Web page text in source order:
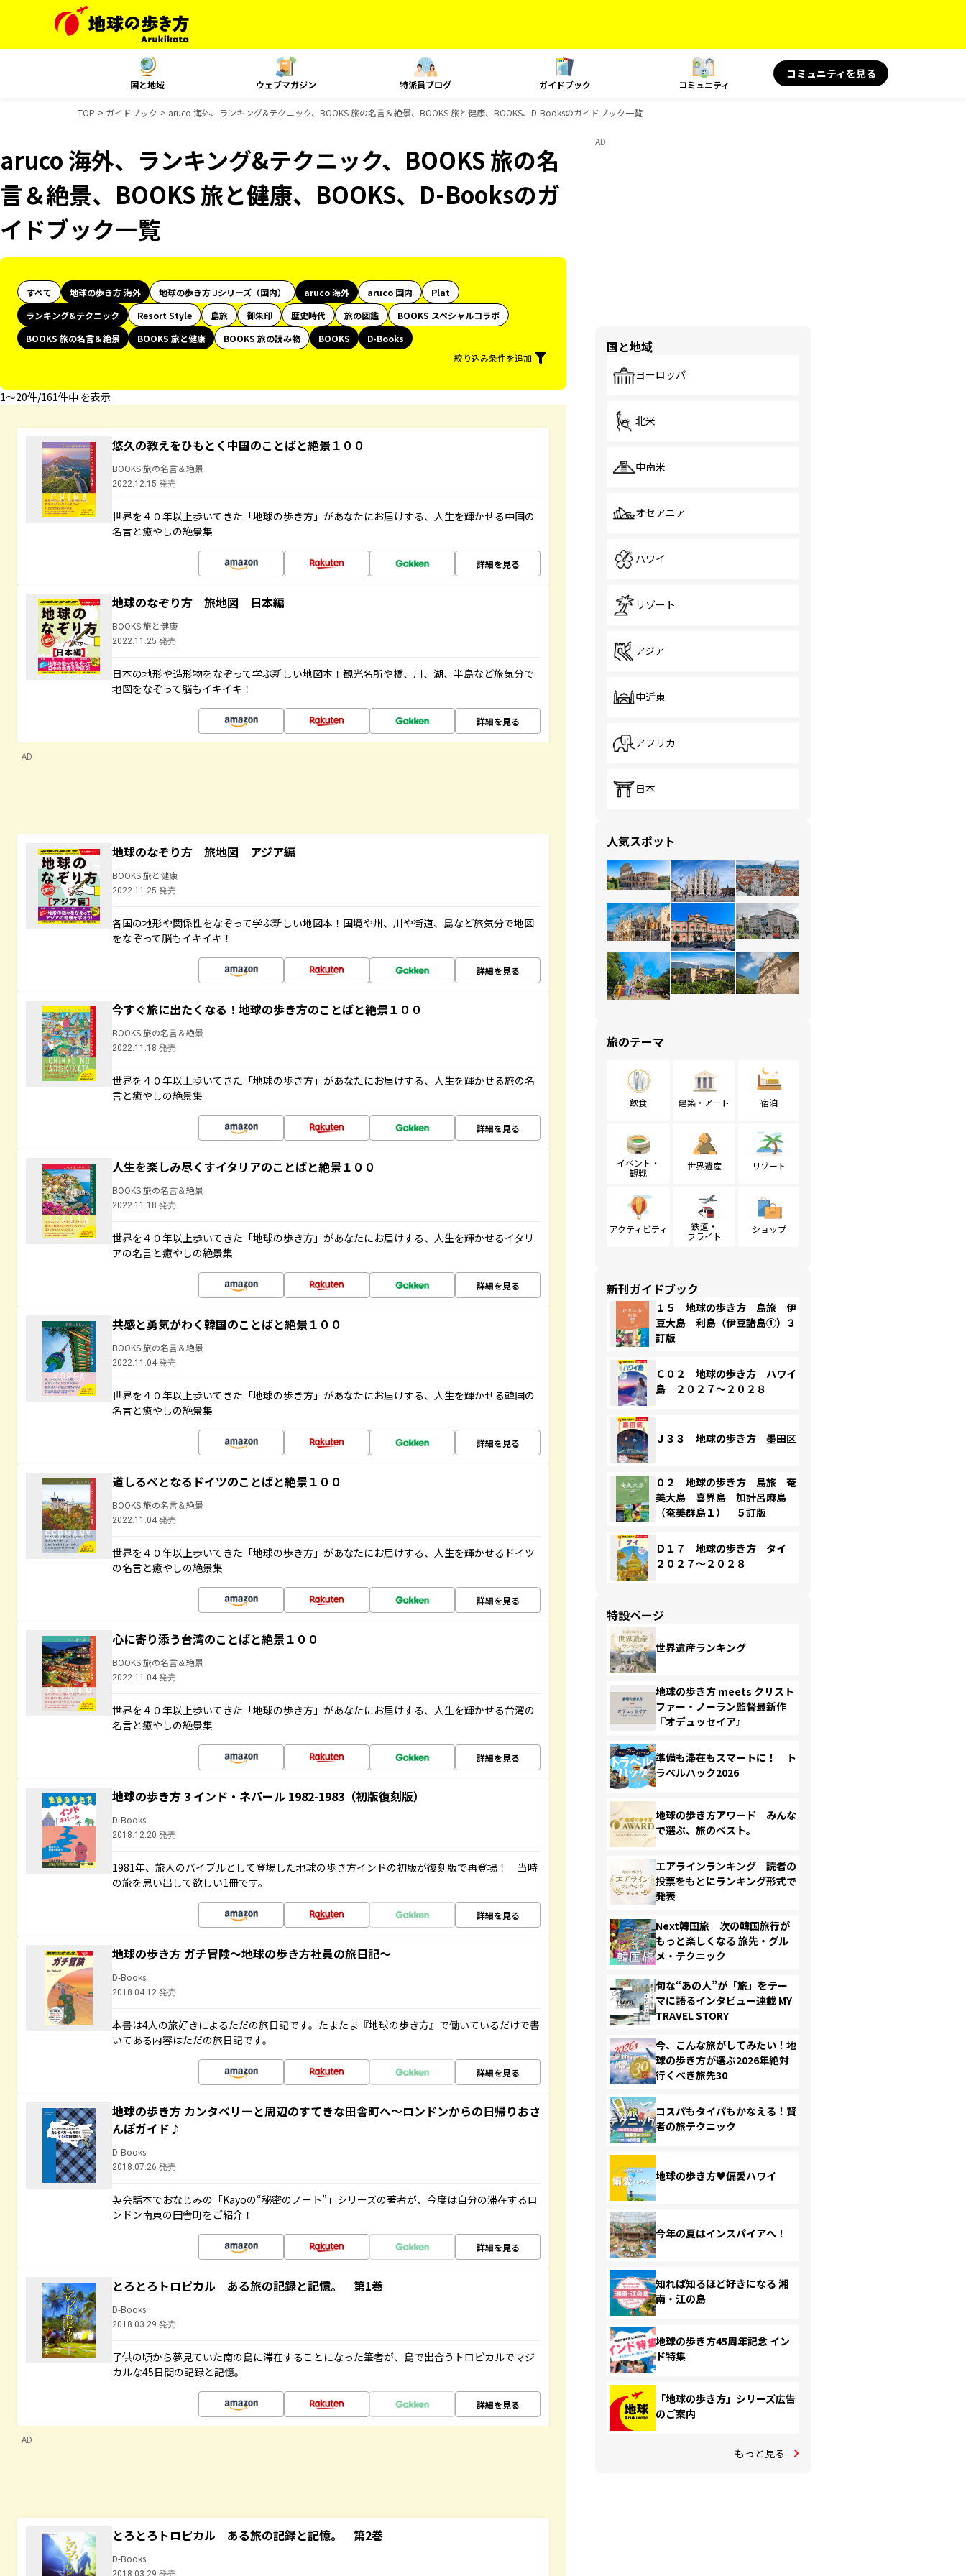
国と地域 ウェブマガジン 特派員ブログ ガイドブック コミュニティ
コミュニティを見る
TOP ガイドブック aruco 海外、ランキング&テクニック、BOOKS 旅の名言＆絶景、BOOKS 旅と健康、BOOKS、D-Booksのガイドブック一覧
aruco 海外、ランキング&テクニック、BOOKS 旅の名
言＆絶景、BOOKS 旅と健康、BOOKS、D-Booksのガ
イドブック一覧
すべて 地球の歩き方 海外 地球の歩き方 Jシリーズ（国内） aruco 海外 aruco 国内
Plat
ランキング&テクニック
Resort Style 島旅 御朱印 歴史時代 旅の図鑑
BOOKS スペシャルコラボ
BOOKS 旅の名言＆絶景
BOOKS 旅と健康 BOOKS 旅の読み物 BOOKS
D-Books
絞り込み条件を追加
1〜20件/161件中 を表示
悠久の教えをひもとく中国のことばと絶景１００
BOOKS 旅の名言＆絶景
2022.12.15 発売
世界を４０年以上歩いてきた「地球の歩き方」があなたにお届けする、人生を輝かせる中国の
名言と癒やしの絶景集
詳細を見る
地球のなぞり方 旅地図 日本編
BOOKS 旅と健康
2022.11.25 発売
日本の地形や造形物をなぞって学ぶ新しい地図本！観光名所や橋、川、湖、半島など旅気分で
地図をなぞって脳もイキイキ！
詳細を見る
AD
地球のなぞり方 旅地図 アジア編
BOOKS 旅と健康
2022.11.25 発売
各国の地形や関係性をなぞって学ぶ新しい地図本！国境や州、川や街道、島など旅気分で地図
をなぞって脳もイキイキ！
詳細を見る
今すぐ旅に出たくなる！地球の歩き方のことばと絶景１００
BOOKS 旅の名言＆絶景
2022.11.18 発売
世界を４０年以上歩いてきた「地球の歩き方」があなたにお届けする、人生を輝かせる旅の名
言と癒やしの絶景集
詳細を見る
人生を楽しみ尽くすイタリアのことばと絶景１００
BOOKS 旅の名言＆絶景
2022.11.18 発売
世界を４０年以上歩いてきた「地球の歩き方」があなたにお届けする、人生を輝かせるイタリ
アの名言と癒やしの絶景集
詳細を見る
共感と勇気がわく韓国のことばと絶景１００
BOOKS 旅の名言＆絶景
2022.11.04 発売
世界を４０年以上歩いてきた「地球の歩き方」があなたにお届けする、人生を輝かせる韓国の
名言と癒やしの絶景集
詳細を見る
道しるべとなるドイツのことばと絶景１００
BOOKS 旅の名言＆絶景
2022.11.04 発売
世界を４０年以上歩いてきた「地球の歩き方」があなたにお届けする、人生を輝かせるドイツ
の名言と癒やしの絶景集
詳細を見る
心に寄り添う台湾のことばと絶景１００
BOOKS 旅の名言＆絶景
2022.11.04 発売
世界を４０年以上歩いてきた「地球の歩き方」があなたにお届けする、人生を輝かせる台湾の
名言と癒やしの絶景集
詳細を見る
地球の歩き方 3 インド・ネパール 1982-1983（初版復刻版）
D-Books
2018.12.20 発売
1981年、旅人のバイブルとして登場した地球の歩き方インドの初版が復刻版で再登場！ 当時
の旅を思い出して欲しい1冊です。
詳細を見る
地球の歩き方 ガチ冒険～地球の歩き方社員の旅日記～
D-Books
2018.04.12 発売
本書は4人の旅好きによるただの旅日記です。たまたま『地球の歩き方』で働いているだけで書
いてある内容はただの旅日記です。
詳細を見る
地球の歩き方 カンタベリーと周辺のすてきな田舎町へ～ロンドンからの日帰りおさ
んぽガイド♪
D-Books
2018.07.26 発売
英会話本でおなじみの「Kayoの“秘密のノート”」シリーズの著者が、今度は自分の滞在するロ
ンドン南東の田舎町をご紹介！
詳細を見る
とろとろトロピカル ある旅の記録と記憶。 第1巻
D-Books
2018.03.29 発売
子供の頃から夢見ていた南の島に滞在することになった筆者が、島で出合うトロピカルでマジ
カルな45日間の記録と記憶。
詳細を見る
AD
とろとろトロピカル ある旅の記録と記憶。 第2巻
D-Books
2018.03.29 発売
AD
国と地域
ヨーロッパ
北米
中南米
オセアニア
ハワイ
リゾート
アジア
中近東
アフリカ
日本
人気スポット
旅のテーマ
飲食 建築・アート 宿泊
イベント・
観戦
世界遺産 リゾート
アクティビティ
鉄道・
フライト
ショップ
新刊ガイドブック
１５ 地球の歩き方 島旅 伊
豆大島 利島（伊豆諸島①）３
訂版
Ｃ０２ 地球の歩き方 ハワイ
島 ２０２７～２０２８
Ｊ３３ 地球の歩き方 墨田区
０２ 地球の歩き方 島旅 奄
美大島 喜界島 加計呂麻島
（奄美群島１） ５訂版
Ｄ１７ 地球の歩き方 タイ
２０２７～２０２８
特設ページ
世界遺産ランキング
地球の歩き方 meets クリスト
ファー・ノーラン監督最新作
『オデュッセイア』
準備も滞在もスマートに！ ト
ラベルハック2026
地球の歩き方アワード みんな
で選ぶ、旅のベスト。
エアラインランキング 読者の
投票をもとにランキング形式で
発表
Next韓国旅 次の韓国旅行が
もっと楽しくなる 旅先・グル
メ・テクニック
旬な“あの人”が「旅」をテー
マに語るインタビュー連載 MY
TRAVEL STORY
今、こんな旅がしてみたい！地
球の歩き方が選ぶ2026年絶対
行くべき旅先30
コスパもタイパもかなえる！賢
者の旅テクニック
地球の歩き方♥偏愛ハワイ
今年の夏はインスパイアへ！
知れば知るほど好きになる 湘
南・江の島
地球の歩き方45周年記念 イン
ド特集
「地球の歩き方」シリーズ広告
のご案内
もっと見る